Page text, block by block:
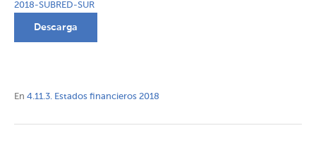
2018-SUBRED-SUR
Descarga
En 4.11.3. Estados financieros 2018